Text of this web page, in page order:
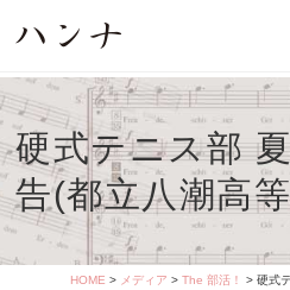
硬式テニス部
告(都立八潮高
HOME > メディア > The 部活！ > 硬式